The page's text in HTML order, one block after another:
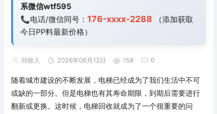
系微信wtf595
📞电话/微信同号： 176-xxxx-2288 （添加获取
今日PP料最新价格）
回收人 2026年06月12日 158 0
随着城市建设的不断发展，电梯已经成为了我们生活中不可
或缺的一部分。但是电梯也有其寿命期限，到期后需要进行
翻新或更换。这时候，电梯回收就成为了一个很重要的问